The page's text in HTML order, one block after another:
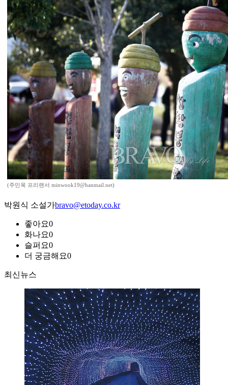
(주민욱 프리랜서 minwook19@hanmail.net)
박원식 소설가bravo@etoday.co.kr
좋아요0
화나요0
슬퍼요0
더 궁금해요0
최신뉴스